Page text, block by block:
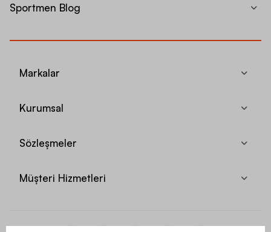
Sportmen Blog
Markalar
Kurumsal
Sözleşmeler
Müşteri Hizmetleri